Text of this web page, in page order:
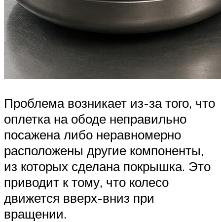
Проблема возникает из-за того, что
оплетка на ободе неправильно
посажена либо неравномерно
расположены другие компоненты,
из которых сделана покрышка. Это
приводит к тому, что колесо
движется вверх-вниз при
вращении.